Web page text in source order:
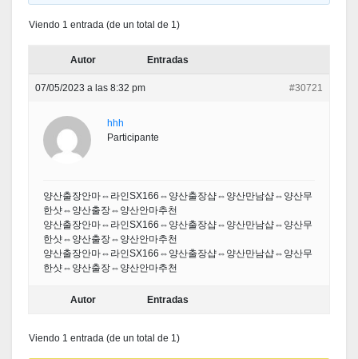
Viendo 1 entrada (de un total de 1)
Autor Entradas
07/05/2023 a las 8:32 pm #30721
hhh
Participante
양산출장안마⇔라인SX166⇔양산출장샵⇔양산만남샵⇔양산무
한샷⇔양산출장⇔양산안마추천
양산출장안마⇔라인SX166⇔양산출장샵⇔양산만남샵⇔양산무
한샷⇔양산출장⇔양산안마추천
양산출장안마⇔라인SX166⇔양산출장샵⇔양산만남샵⇔양산무
한샷⇔양산출장⇔양산안마추천
Autor Entradas
Viendo 1 entrada (de un total de 1)